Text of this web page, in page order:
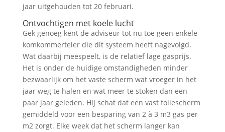
jaar uitgehouden tot 20 februari.
Ontvochtigen met koele lucht
Gek genoeg kent de adviseur tot nu toe geen enkele
komkommerteler die dit systeem heeft nagevolgd.
Wat daarbij meespeelt, is de relatief lage gasprijs.
Het is onder de huidige omstandigheden minder
bezwaarlijk om het vaste scherm wat vroeger in het
jaar weg te halen en wat meer te stoken dan een
paar jaar geleden. Hij schat dat een vast foliescherm
gemiddeld voor een besparing van 2 à 3 m3 gas per
m2 zorgt. Elke week dat het scherm langer kan